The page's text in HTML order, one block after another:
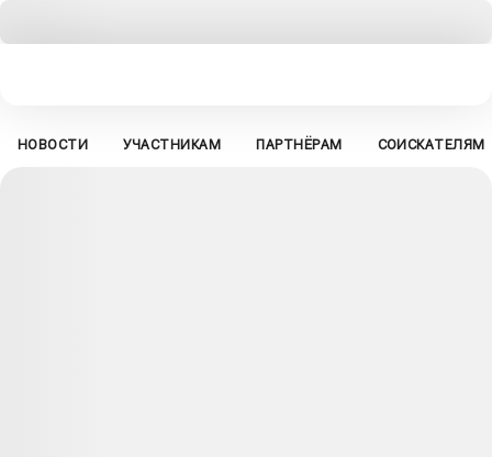
НОВОСТИ УЧАСТНИКАМ ПАРТНЁРАМ СОИСКАТЕЛЯМ